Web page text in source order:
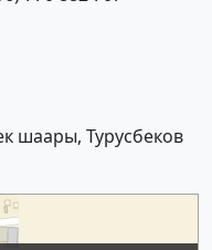
шаары, Турусбеков